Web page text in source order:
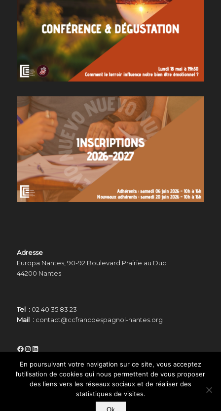
Adresse
Europa Nantes, 90-92 Boulevard Prairie au Duc
44200 Nantes
Tel : 02 40 35 83 23
Mail :contact@ccfrancoespagnol-nantes.org
Facebook
Instagram
LinkedIn
En poursuivant votre navigation sur ce site, vous acceptez
l’utilisation de cookies qui nous permettent de vous proposer
des liens vers les réseaux sociaux et de réaliser des
statistiques de visites.